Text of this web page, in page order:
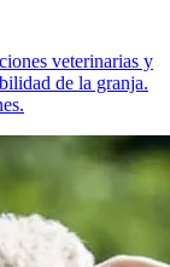
veterinarias y
de la granja.